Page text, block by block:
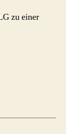
zu einer